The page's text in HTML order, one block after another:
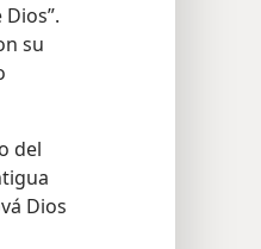
su
del
Dios